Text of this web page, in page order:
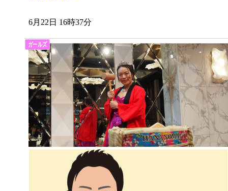
6月22日 16時37分